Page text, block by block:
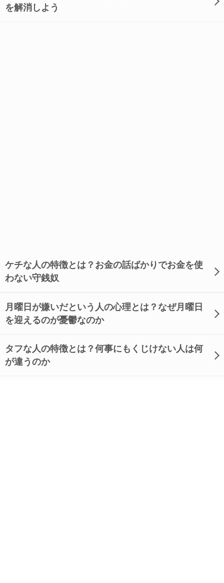
を解消しよう
ケチな人の特徴とは？お金の話ばかりでお金を使
わない守銭奴
月曜日が嫌いだという人の心理とは？なぜ月曜日
を迎えるのが憂鬱なのか
タフな人の特徴とは？何事にもくじけない人は何
が違うのか